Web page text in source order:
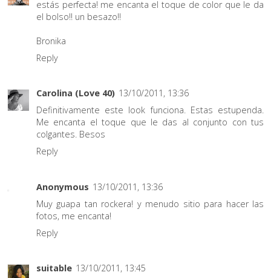
estás perfecta! me encanta el toque de color que le da
el bolso!! un besazo!!
Bronika
Reply
Carolina (Love 40) 13/10/2011, 13:36
Definitivamente este look funciona. Estas estupenda.
Me encanta el toque que le das al conjunto con tus
colgantes. Besos
Reply
Anonymous 13/10/2011, 13:36
Muy guapa tan rockera! y menudo sitio para hacer las
fotos, me encanta!
Reply
suitable 13/10/2011, 13:45